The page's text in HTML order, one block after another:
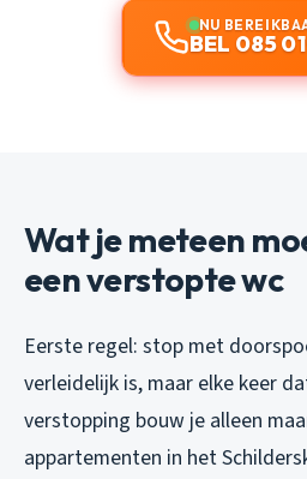
NU
BEL 085
Wat je meteen
een verstopte wc
Eerste regel: stop met
verleidelijk is, maar elke keer
verstopping bouw je alleen
appartementen in het